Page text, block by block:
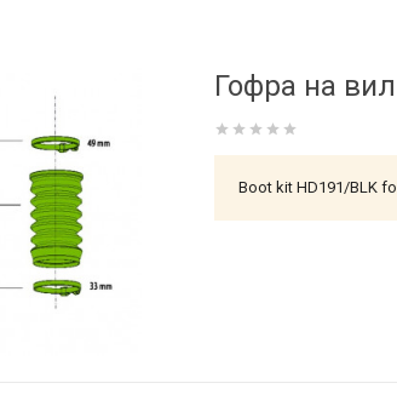
Гофра на
Boot kit HD191/BLK